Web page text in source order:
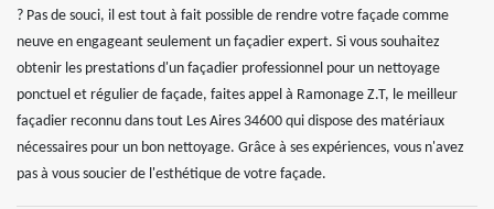
? Pas de souci, il est tout à fait possible de rendre votre façade comme
neuve en engageant seulement un façadier expert. Si vous souhaitez
obtenir les prestations d'un façadier professionnel pour un nettoyage
ponctuel et régulier de façade, faites appel à Ramonage Z.T, le meilleur
façadier reconnu dans tout Les Aires 34600 qui dispose des matériaux
nécessaires pour un bon nettoyage. Grâce à ses expériences, vous n'avez
pas à vous soucier de l'esthétique de votre façade.